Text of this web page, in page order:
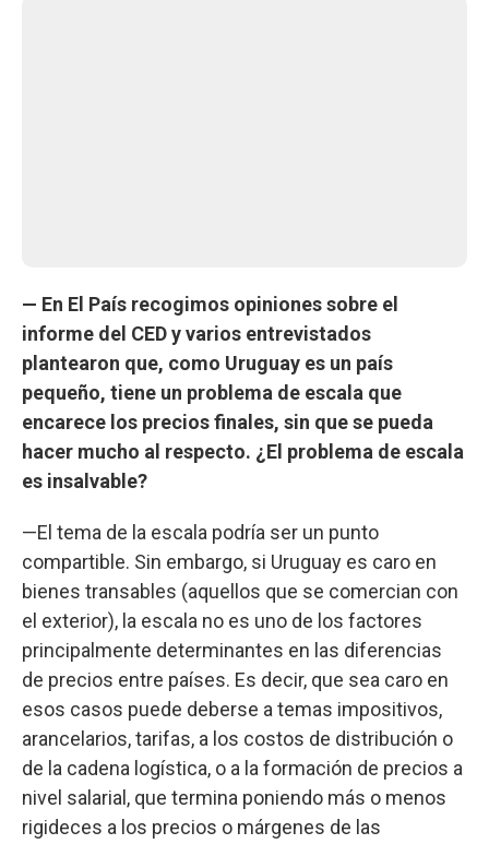
— En El País recogimos opiniones sobre el
informe del CED y varios entrevistados
plantearon que, como Uruguay es un país
pequeño, tiene un problema de escala que
encarece los precios finales, sin que se pueda
hacer mucho al respecto. ¿El problema de escala
es insalvable?
—El tema de la escala podría ser un punto
compartible. Sin embargo, si Uruguay es caro en
bienes transables (aquellos que se comercian con
el exterior), la escala no es uno de los factores
principalmente determinantes en las diferencias
de precios entre países. Es decir, que sea caro en
esos casos puede deberse a temas impositivos,
arancelarios, tarifas, a los costos de distribución o
de la cadena logística, o a la formación de precios a
nivel salarial, que termina poniendo más o menos
rigideces a los precios o márgenes de las